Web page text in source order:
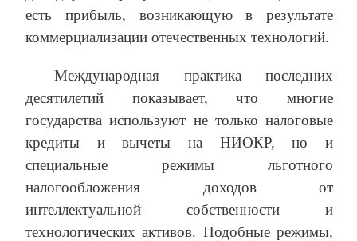
есть прибыль, возникающую в результате
коммерциализации отечественных технологий.
Международная практика последних
десятилетий показывает, что многие
государства используют не только налоговые
кредиты и вычеты на НИОКР, но и
специальные режимы льготного
налогообложения доходов от
интеллектуальной собственности и
технологических активов. Подобные режимы,